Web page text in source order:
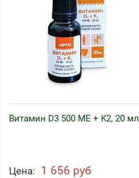
Витамин D3 500 МЕ + K2, 20 мл
Цена: 1 656 руб